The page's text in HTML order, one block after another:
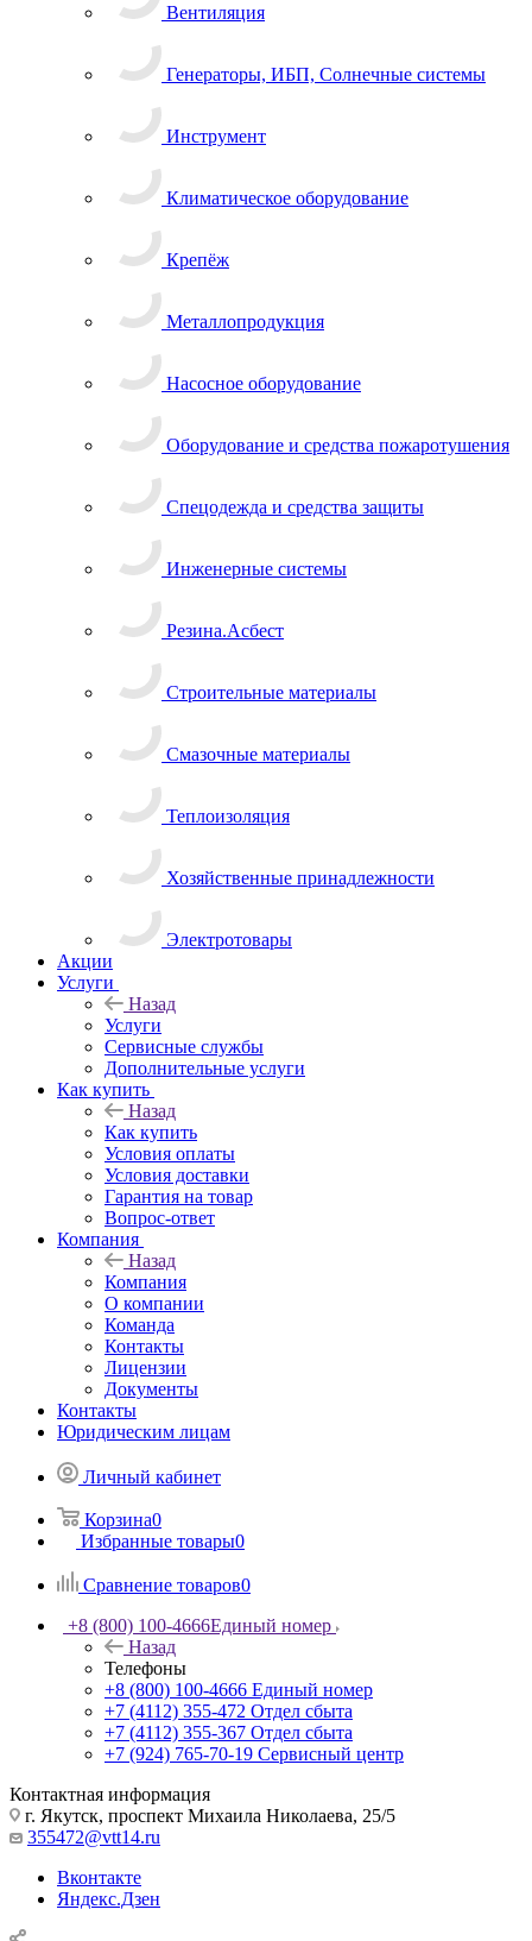
Вентиляция
Генераторы, ИБП, Солнечные системы
Инструмент
Климатическое оборудование
Крепёж
Металлопродукция
Насосное оборудование
Оборудование и средства пожаротушения
Спецодежда и средства защиты
Инженерные системы
Резина.Асбест
Строительные материалы
Смазочные материалы
Теплоизоляция
Хозяйственные принадлежности
Электротовары
Акции
Услуги
Назад
Услуги
Сервисные службы
Дополнительные услуги
Как купить
Назад
Как купить
Условия оплаты
Условия доставки
Гарантия на товар
Вопрос-ответ
Компания
Назад
Компания
О компании
Команда
Контакты
Лицензии
Документы
Контакты
Юридическим лицам
Личный кабинет
Корзина0
Избранные товары0
Сравнение товаров0
+8 (800) 100-4666Единый номер
Назад
Телефоны
+8 (800) 100-4666 Единый номер
+7 (4112) 355-472 Отдел сбыта
+7 (4112) 355-367 Отдел сбыта
+7 (924) 765-70-19 Сервисный центр
Контактная информация
г. Якутск, проспект Михаила Николаева, 25/5
355472@vtt14.ru
Вконтакте
Яндекс.Дзен